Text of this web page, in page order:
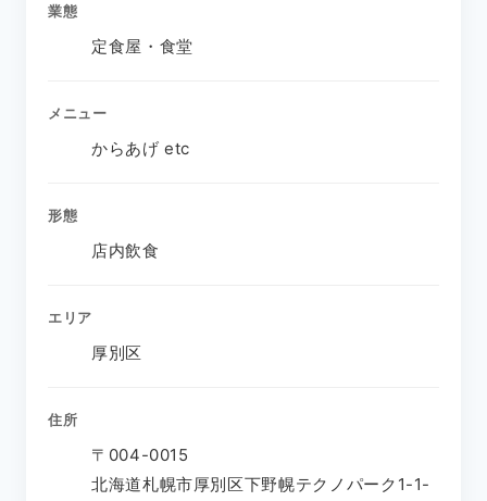
業態
定食屋・食堂
メニュー
からあげ etc
形態
店内飲食
エリア
厚別区
住所
〒004-0015
北海道札幌市厚別区下野幌テクノパーク1-1-